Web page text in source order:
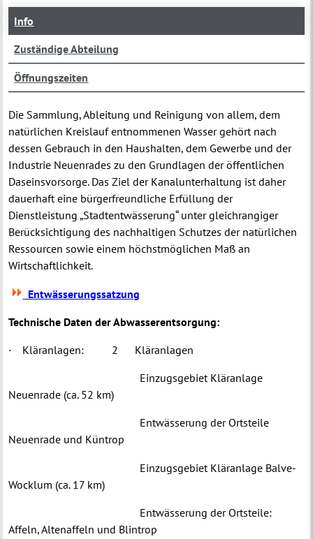
Info
Zuständige Abteilung
Öffnungszeiten
Die Sammlung, Ableitung und Reinigung von allem, dem
natürlichen Kreislauf entnommenen Wasser gehört nach
dessen Gebrauch in den Haushalten, dem Gewerbe und der
Industrie Neuenrades zu den Grundlagen der öffentlichen
Daseinsvorsorge. Das Ziel der Kanalunterhaltung ist daher
dauerhaft eine bürgerfreundliche Erfüllung der
Dienstleistung „Stadtentwässerung“ unter gleichrangiger
Berücksichtigung des nachhaltigen Schutzes der natürlichen
Ressourcen sowie einem höchstmöglichen Maß an
Wirtschaftlichkeit.
Entwässerungssatzung
Technische Daten der Abwasserentsorgung:
· Kläranlagen: 2 Kläranlagen
Einzugsgebiet Kläranlage
Neuenrade (ca. 52 km)
Entwässerung der Ortsteile
Neuenrade und Küntrop
Einzugsgebiet Kläranlage Balve-
Wocklum (ca. 17 km)
Entwässerung der Ortsteile:
Affeln, Altenaffeln und Blintrop